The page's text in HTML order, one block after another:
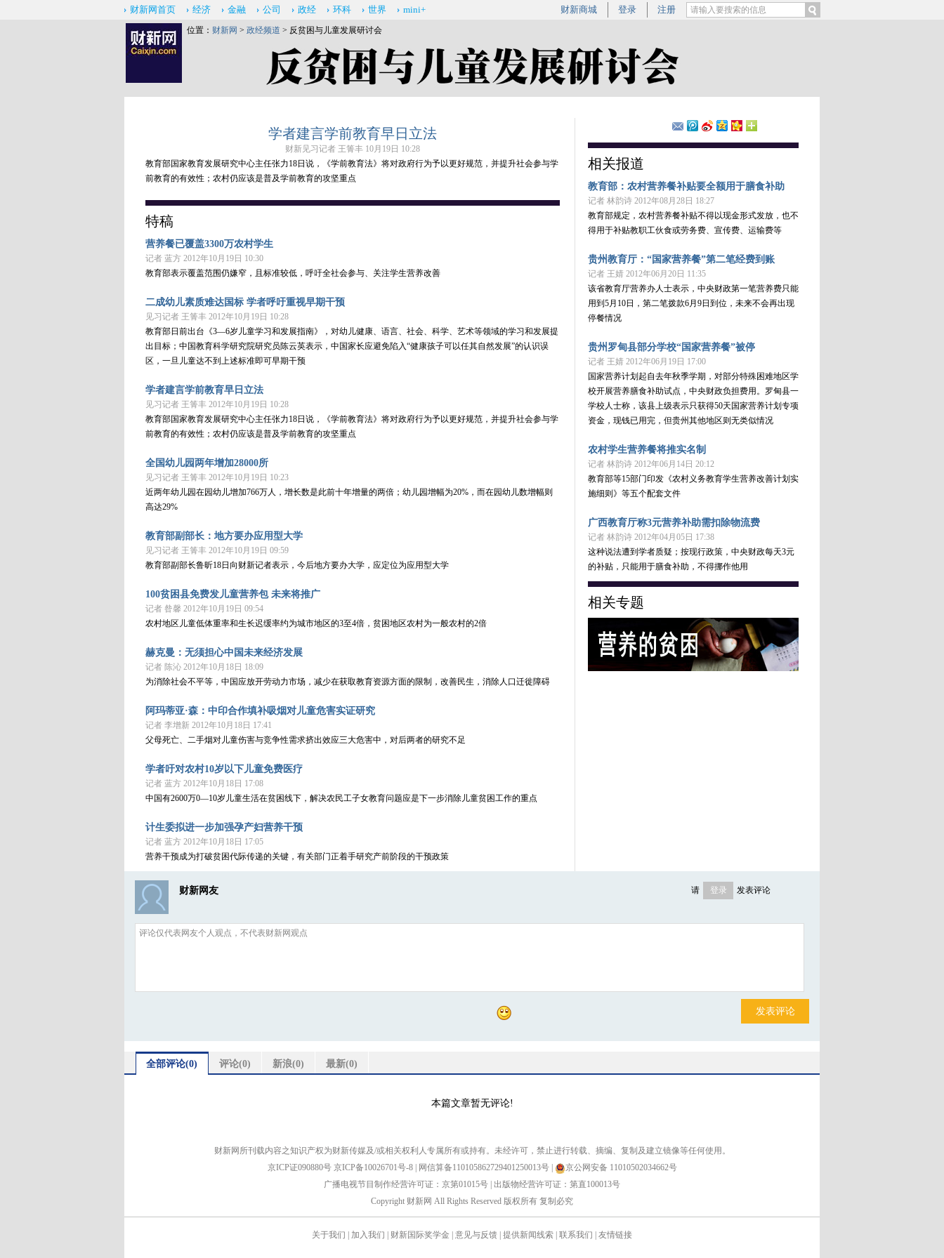
财新商城 登录 注册
财新网首页 经济 金融 公司 政经 环科 世界 mini+
位置： 财新网 > 政经频道 > 反贫困与儿童发展研讨会
学者建言学前教育早日立法
财新见习记者 王箐丰 10月19日 10:28
教育部国家教育发展研究中心主任张力18日说，《学前教育法》将对政府行为予以更好规范，并提升社会参与学
前教育的有效性；农村仍应该是普及学前教育的攻坚重点
特稿
营养餐已覆盖3300万农村学生
记者 蓝方 2012年10月19日 10:30
教育部表示覆盖范围仍嫌窄，且标准较低，呼吁全社会参与、关注学生营养改善
二成幼儿素质难达国标 学者呼吁重视早期干预
见习记者 王箐丰 2012年10月19日 10:28
教育部日前出台《3—6岁儿童学习和发展指南》，对幼儿健康、语言、社会、科学、艺术等领域的学习和发展提
出目标；中国教育科学研究院研究员陈云英表示，中国家长应避免陷入“健康孩子可以任其自然发展”的认识误
区，一旦儿童达不到上述标准即可早期干预
学者建言学前教育早日立法
见习记者 王箐丰 2012年10月19日 10:28
教育部国家教育发展研究中心主任张力18日说，《学前教育法》将对政府行为予以更好规范，并提升社会参与学
前教育的有效性；农村仍应该是普及学前教育的攻坚重点
全国幼儿园两年增加28000所
见习记者 王箐丰 2012年10月19日 10:23
近两年幼儿园在园幼儿增加766万人，增长数是此前十年增量的两倍；幼儿园增幅为20%，而在园幼儿数增幅则
高达29%
教育部副部长：地方要办应用型大学
见习记者 王箐丰 2012年10月19日 09:59
教育部副部长鲁昕18日向财新记者表示，今后地方要办大学，应定位为应用型大学
100贫困县免费发儿童营养包 未来将推广
记者 昝馨 2012年10月19日 09:54
农村地区儿童低体重率和生长迟缓率约为城市地区的3至4倍，贫困地区农村为一般农村的2倍
赫克曼：无须担心中国未来经济发展
记者 陈沁 2012年10月18日 18:09
为消除社会不平等，中国应放开劳动力市场，减少在获取教育资源方面的限制，改善民生，消除人口迁徙障碍
阿玛蒂亚·森：中印合作填补吸烟对儿童危害实证研究
记者 李增新 2012年10月18日 17:41
父母死亡、二手烟对儿童伤害与竞争性需求挤出效应三大危害中，对后两者的研究不足
学者吁对农村10岁以下儿童免费医疗
记者 蓝方 2012年10月18日 17:08
中国有2600万0—10岁儿童生活在贫困线下，解决农民工子女教育问题应是下一步消除儿童贫困工作的重点
计生委拟进一步加强孕产妇营养干预
记者 蓝方 2012年10月18日 17:05
营养干预成为打破贫困代际传递的关键，有关部门正着手研究产前阶段的干预政策
相关报道
教育部：农村营养餐补贴要全额用于膳食补助
记者 林韵诗 2012年08月28日 18:27
教育部规定，农村营养餐补贴不得以现金形式发放，也不
得用于补贴教职工伙食或劳务费、宣传费、运输费等
贵州教育厅：“国家营养餐”第二笔经费到账
记者 王婧 2012年06月20日 11:35
该省教育厅营养办人士表示，中央财政第一笔营养费只能
用到5月10日，第二笔拨款6月9日到位，未来不会再出现
停餐情况
贵州罗甸县部分学校“国家营养餐”被停
记者 王婧 2012年06月19日 17:00
国家营养计划起自去年秋季学期，对部分特殊困难地区学
校开展营养膳食补助试点，中央财政负担费用。罗甸县一
学校人士称，该县上级表示只获得50天国家营养计划专项
资金，现钱已用完，但贵州其他地区则无类似情况
农村学生营养餐将推实名制
记者 林韵诗 2012年06月14日 20:12
教育部等15部门印发《农村义务教育学生营养改善计划实
施细则》等五个配套文件
广西教育厅称3元营养补助需扣除物流费
记者 林韵诗 2012年04月05日 17:38
这种说法遭到学者质疑；按现行政策，中央财政每天3元
的补贴，只能用于膳食补助，不得挪作他用
相关专题
财新网友 请 登录 发表评论
发表评论
全部评论(0) 评论(0) 新浪(0) 最新(0)
本篇文章暂无评论!
财新网所刊载内容之知识产权为财新传媒及/或相关权利人专属所有或持有。未经许可，禁止进行转载、摘编、复制及建立镜像等任何使用。
京ICP证090880号 京ICP备10026701号-8 网信算备110105862729401250013号
京公网安备 11010502034662号
广播电视节目制作经营许可证：京第01015号 出版物经营许可证：第直100013号
Copyright 财新网 All Rights Reserved 版权所有 复制必究
关于我们 加入我们 财新国际奖学金 意见与反馈 提供新闻线索 联系我们 友情链接